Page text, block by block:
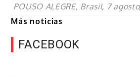
POUSO ALEGRE, Brasil, 7
Más noticias
FACEBOOK